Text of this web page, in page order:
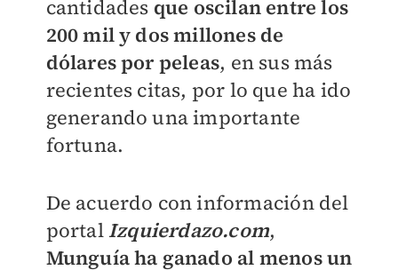
cantidades que oscilan entre los
200 mil y dos millones de
dólares por peleas, en sus más
recientes citas, por lo que ha ido
generando una importante
fortuna.
De acuerdo con información del
portalIzquierdazo.com,
Munguía ha ganado al menos un